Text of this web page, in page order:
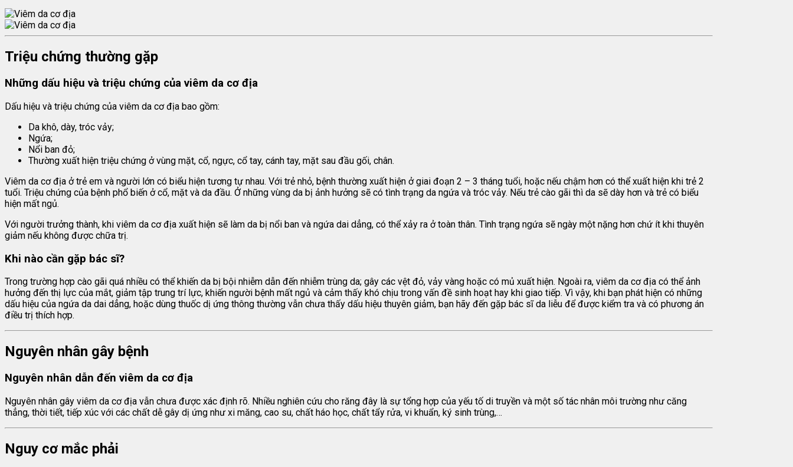
Triệu chứng thường gặp
Những dấu hiệu và triệu chứng của viêm da cơ địa
Dấu hiệu và triệu chứng của viêm da cơ địa bao gồm:
Da khô, dày, tróc vảy;
Ngứa;
Nổi ban đỏ;
Thường xuất hiện triệu chứng ở vùng mặt, cổ, ngực, cổ tay, cánh tay, mặt sau đầu gối, chân.
Viêm da cơ địa ở trẻ em và người lớn có biểu hiện tương tự nhau. Với trẻ nhỏ, bệnh thường xuất hiện ở giai đoạn 2 – 3 tháng tuổi, hoặc nếu chậm hơn có thể xuất hiện khi trẻ 2
tuổi. Triệu chứng của bệnh phổ biến ở cổ, mặt và da đầu. Ở những vùng da bị ảnh hưởng sẽ có tình trạng da ngứa và tróc vảy. Nếu trẻ cào gãi thì da sẽ dày hơn và trẻ có biểu
hiện mất ngủ.
Với người trưởng thành, khi viêm da cơ địa xuất hiện sẽ làm da bị nổi ban và ngứa dai dẳng, có thể xảy ra ở toàn thân. Tình trạng ngứa sẽ ngày một nặng hơn chứ ít khi thuyên
giảm nếu không được chữa trị.
Khi nào cần gặp bác sĩ?
Trong trường hợp cào gãi quá nhiều có thể khiến da bị bội nhiễm dẫn đến nhiễm trùng da; gây các vệt đỏ, vảy vàng hoặc có mủ xuất hiện. Ngoài ra, viêm da cơ địa có thể ảnh
hưởng đến thị lực của mắt, giảm tập trung trí lực, khiến người bệnh mất ngủ và cảm thấy khó chịu trong vấn đề sinh hoạt hay khi giao tiếp. Vì vậy, khi bạn phát hiện có những
dấu hiệu của ngứa da dai dẳng, hoặc dùng thuốc dị ứng thông thường vẫn chưa thấy dấu hiệu thuyên giảm, bạn hãy đến gặp bác sĩ da liễu để được kiểm tra và có phương án
điều trị thích hợp.
Nguyên nhân gây bệnh
Nguyên nhân dẫn đến viêm da cơ địa
Nguyên nhân gây viêm da cơ địa vẫn chưa được xác định rõ. Nhiều nghiên cứu cho răng đây là sự tổng hợp của yếu tố di truyền và một số tác nhân môi trường như căng
thẳng, thời tiết, tiếp xúc với các chất dễ gây dị ứng như xi măng, cao su, chất háo học, chất tẩy rửa, vi khuẩn, ký sinh trùng,…
Nguy cơ mắc phải